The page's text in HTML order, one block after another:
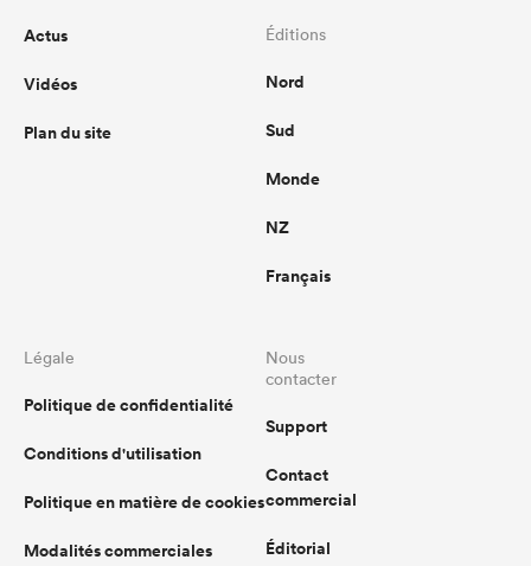
Actus
Vidéos
Plan du site
Éditions
Nord
Sud
Monde
NZ
Français
Légale
Politique de confidentialité
Conditions d'utilisation
Politique en matière de cookies
Modalités commerciales
Nous
contacter
Support
Contact
commercial
Éditorial